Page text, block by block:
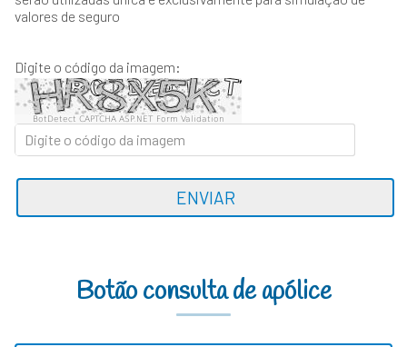
valores de seguro
Digite o código da imagem:
BotDetect CAPTCHA ASP.NET Form Validation
ENVIAR
Botão consulta de apólice